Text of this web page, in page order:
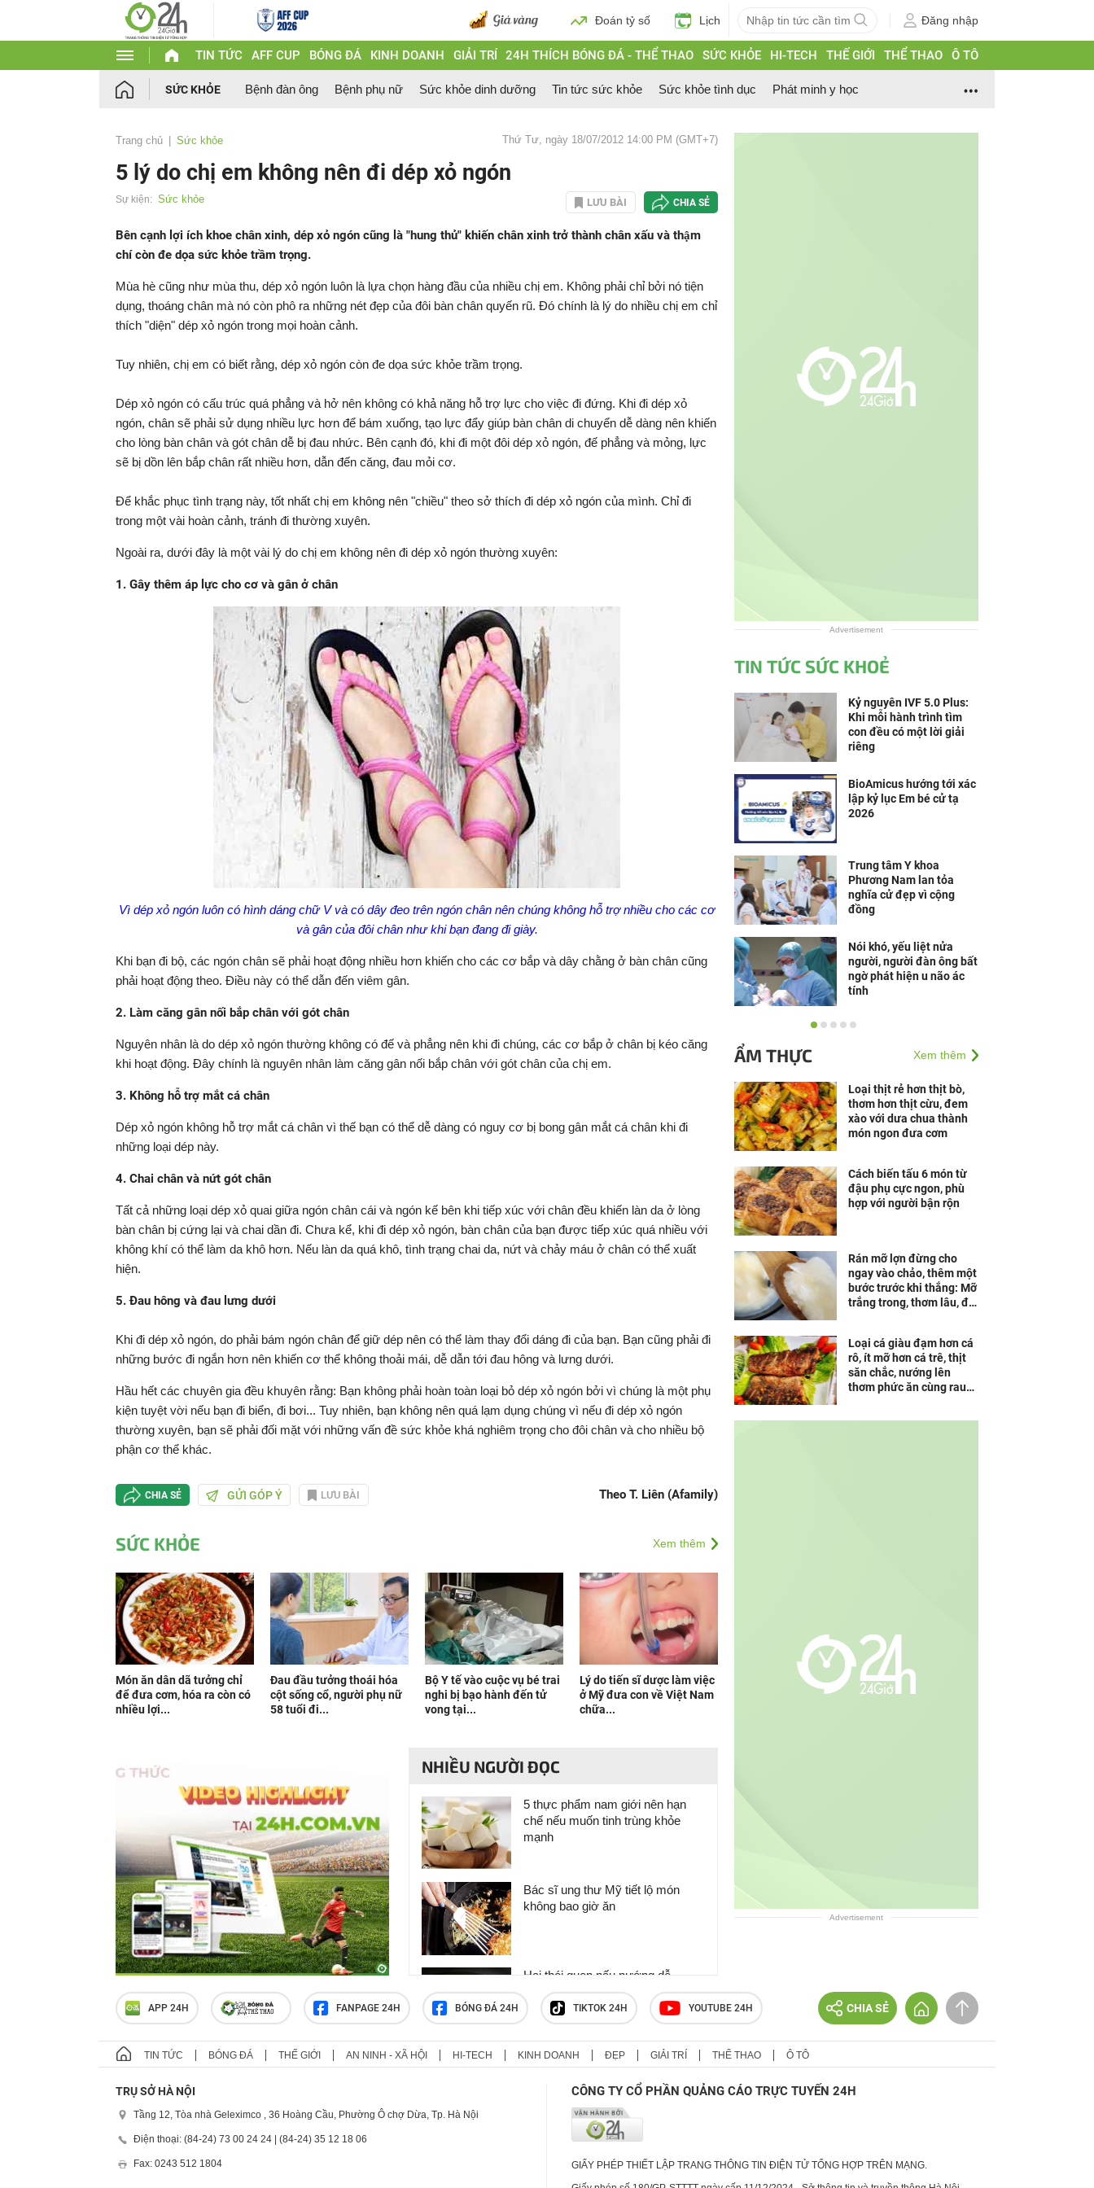
Đoán tỷ số Lịch Đăng nhập
TIN TỨC AFF CUP BÓNG ĐÁ KINH DOANH GIẢI TRÍ 24H THÍCH BÓNG ĐÁ - THỂ THAO SỨC KHỎE HI-TECH THẾ GIỚI THỂ THAO Ô TÔ
SỨC KHỎE Bệnh đàn ông Bệnh phụ nữ Sức khỏe dinh dưỡng Tin tức sức khỏe Sức khỏe tình dục Phát minh y học
Trang chủ Sức khỏe Thứ Tư, ngày 18/07/2012 14:00 PM (GMT+7)
5 lý do chị em không nên đi dép xỏ ngón
Sự kiện: Sức khỏe LƯU BÀI CHIA SẺ
Bên cạnh lợi ích khoe chân xinh, dép xỏ ngón cũng là "hung thủ" khiến chân xinh trở thành chân xấu và thậm
chí còn đe dọa sức khỏe trầm trọng.
Mùa hè cũng như mùa thu, dép xỏ ngón luôn là lựa chọn hàng đầu của nhiều chị em. Không phải chỉ bởi nó tiện
dụng, thoáng chân mà nó còn phô ra những nét đẹp của đôi bàn chân quyến rũ. Đó chính là lý do nhiều chị em chỉ
thích "diện" dép xỏ ngón trong mọi hoàn cảnh.
Tuy nhiên, chị em có biết rằng, dép xỏ ngón còn đe dọa sức khỏe trầm trọng.
Dép xỏ ngón có cấu trúc quá phẳng và hở nên không có khả năng hỗ trợ lực cho việc đi đứng. Khi đi dép xỏ
ngón, chân sẽ phải sử dụng nhiều lực hơn để bám xuống, tạo lực đẩy giúp bàn chân di chuyển dễ dàng nên khiến
cho lòng bàn chân và gót chân dễ bị đau nhức. Bên cạnh đó, khi đi một đôi dép xỏ ngón, đế phẳng và mỏng, lực
sẽ bị dồn lên bắp chân rất nhiều hơn, dẫn đến căng, đau mỏi cơ.
Để khắc phục tình trạng này, tốt nhất chị em không nên "chiều" theo sở thích đi dép xỏ ngón của mình. Chỉ đi
trong một vài hoàn cảnh, tránh đi thường xuyên.
Ngoài ra, dưới đây là một vài lý do chị em không nên đi dép xỏ ngón thường xuyên:
1. Gây thêm áp lực cho cơ và gân ở chân
Vì dép xỏ ngón luôn có hình dáng chữ V và có dây đeo trên ngón chân nên chúng không hỗ trợ nhiều cho các cơ
và gân của đôi chân như khi bạn đang đi giày.
Khi bạn đi bộ, các ngón chân sẽ phải hoạt động nhiều hơn khiến cho các cơ bắp và dây chằng ở bàn chân cũng
phải hoạt động theo. Điều này có thể dẫn đến viêm gân.
2. Làm căng gân nối bắp chân với gót chân
Nguyên nhân là do dép xỏ ngón thường không có đế và phẳng nên khi đi chúng, các cơ bắp ở chân bị kéo căng
khi hoạt động. Đây chính là nguyên nhân làm căng gân nối bắp chân với gót chân của chị em.
3. Không hỗ trợ mắt cá chân
Dép xỏ ngón không hỗ trợ mắt cá chân vì thế bạn có thể dễ dàng có nguy cơ bị bong gân mắt cá chân khi đi
những loại dép này.
4. Chai chân và nứt gót chân
Tất cả những loại dép xỏ quai giữa ngón chân cái và ngón kế bên khi tiếp xúc với chân đều khiến làn da ở lòng
bàn chân bị cứng lại và chai dần đi. Chưa kể, khi đi dép xỏ ngón, bàn chân của bạn được tiếp xúc quá nhiều với
không khí có thể làm da khô hơn. Nếu làn da quá khô, tình trạng chai da, nứt và chảy máu ở chân có thể xuất
hiện.
5. Đau hông và đau lưng dưới
Khi đi dép xỏ ngón, do phải bám ngón chân để giữ dép nên có thể làm thay đổi dáng đi của bạn. Bạn cũng phải đi
những bước đi ngắn hơn nên khiến cơ thể không thoải mái, dễ dẫn tới đau hông và lưng dưới.
Hầu hết các chuyên gia đều khuyên rằng: Bạn không phải hoàn toàn loại bỏ dép xỏ ngón bởi vì chúng là một phụ
kiện tuyệt vời nếu bạn đi biển, đi bơi... Tuy nhiên, bạn không nên quá lạm dụng chúng vì nếu đi dép xỏ ngón
thường xuyên, bạn sẽ phải đối mặt với những vấn đề sức khỏe khá nghiêm trọng cho đôi chân và cho nhiều bộ
phận cơ thể khác.
CHIA SẺ GỬI GÓP Ý LƯU BÀI Theo T. Liên (Afamily)
SỨC KHỎE Xem thêm
Món ăn dân dã tưởng chỉ
để đưa cơm, hóa ra còn có
nhiều lợi...
Đau đầu tưởng thoái hóa
cột sống cổ, người phụ nữ
58 tuổi đi...
Bộ Y tế vào cuộc vụ bé trai
nghi bị bạo hành đến tử
vong tại...
Lý do tiến sĩ dược làm việc
ở Mỹ đưa con về Việt Nam
chữa...
NHIỀU NGƯỜI ĐỌC
5 thực phẩm nam giới nên hạn
chế nếu muốn tinh trùng khỏe
mạnh
Bác sĩ ung thư Mỹ tiết lộ món
không bao giờ ăn
Hai thói quen nấu nướng dễ
'rước' ung thư vào người
Cây thuốc siêu bổ là loại rau, sẵn
mà không biết
Advertisement
TIN TỨC SỨC KHOẺ
Kỷ nguyên IVF 5.0 Plus:
Khi mỗi hành trình tìm
con đều có một lời giải
riêng
BioAmicus hướng tới xác
lập kỷ lục Em bé cử tạ
2026
Trung tâm Y khoa
Phương Nam lan tỏa
nghĩa cử đẹp vì cộng
đồng
Nói khó, yếu liệt nửa
người, người đàn ông bất
ngờ phát hiện u não ác
tính
Happy Max LH - Bút thử
0123, được TÜV SÜD
ẨM THỰC Xem thêm
Loại thịt rẻ hơn thịt bò,
thơm hơn thịt cừu, đem
xào với dưa chua thành
món ngon đưa cơm
Cách biến tấu 6 món từ
đậu phụ cực ngon, phù
hợp với người bận rộn
Rán mỡ lợn đừng cho
ngay vào chảo, thêm một
bước trước khi thắng: Mỡ
trắng trong, thơm lâu, để
Loại cá giàu đạm hơn cá
rô, ít mỡ hơn cá trê, thịt
săn chắc, nướng lên
thơm phức ăn cùng rau
Advertisement
APP 24H FANPAGE 24H BÓNG ĐÁ 24H TIKTOK 24H YOUTUBE 24H CHIA SẺ
TIN TỨC BÓNG ĐÁ THẾ GIỚI AN NINH - XÃ HỘI HI-TECH KINH DOANH ĐẸP GIẢI TRÍ THỂ THAO Ô TÔ
TRỤ SỞ HÀ NỘI
Tầng 12, Tòa nhà Geleximco , 36 Hoàng Cầu, Phường Ô chợ Dừa, Tp. Hà Nội
Điện thoại: (84-24) 73 00 24 24 | (84-24) 35 12 18 06
Fax: 0243 512 1804
CÔNG TY CỔ PHẦN QUẢNG CÁO TRỰC TUYẾN 24H
GIẤY PHÉP THIẾT LẬP TRANG THÔNG TIN ĐIỆN TỬ TỔNG HỢP TRÊN MẠNG.